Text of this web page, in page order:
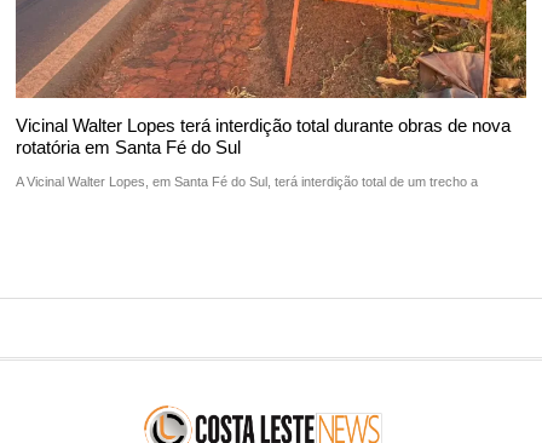
Vicinal Walter Lopes terá interdição total durante obras de nova
rotatória em Santa Fé do Sul
A Vicinal Walter Lopes, em Santa Fé do Sul, terá interdição total de um trecho a